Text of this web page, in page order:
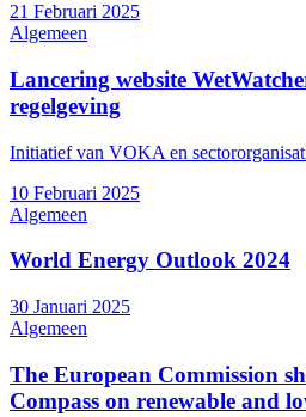
21 Februari 2025
Algemeen
Lancering website
regelgeving
Initiatief van VOKA en
10 Februari 2025
Algemeen
World Energy Outlook 2024
30 Januari 2025
Algemeen
The European Commission
Compass on renewable and